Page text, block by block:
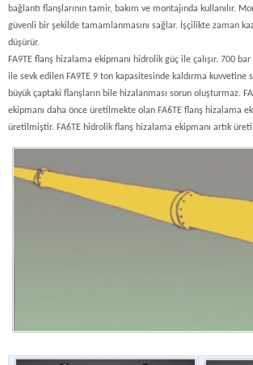
bağlantı flanşlarının tamir, bakım ve montajında kullanılır.
güvenli bir şekilde tamamlanmasını sağlar. İşçilikte zaman
düşürür.
FA9TE flanş hizalama ekipmanı hidrolik güç ile çalışır. 700
ile sevk edilen FA9TE 9 ton kapasitesinde kaldırma kuvvetine
büyük çaptaki flanşların bile hizalanması sorun oluşturmaz.
ekipmanı daha önce üretilmekte olan FA6TE flanş hizalama
üretilmiştir. FA6TE hidrolik flanş hizalama ekipmanı artık